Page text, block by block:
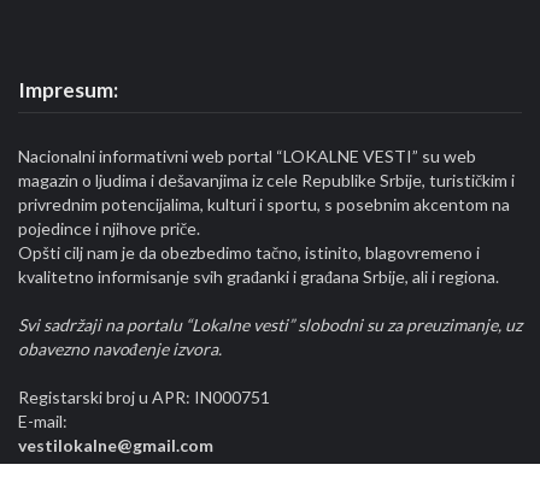
Impresum:
Nacionalni informativni web portal “LOKALNE VESTI” su web
magazin o ljudima i dešavanjima iz cele Republike Srbije, turističkim i
privrednim potencijalima, kulturi i sportu, s posebnim akcentom na
pojedince i njihove priče.
Opšti cilj nam je da obezbedimo tačno, istinito, blagovremeno i
kvalitetno informisanje svih građanki i građana Srbije, ali i regiona.
Svi sadržaji na portalu “Lokalne vesti” slobodni su za preuzimanje, uz
obavezno navođenje izvora.
Registarski broj u APR: IN000751
E-mail:
vestilokalne@gmail.com